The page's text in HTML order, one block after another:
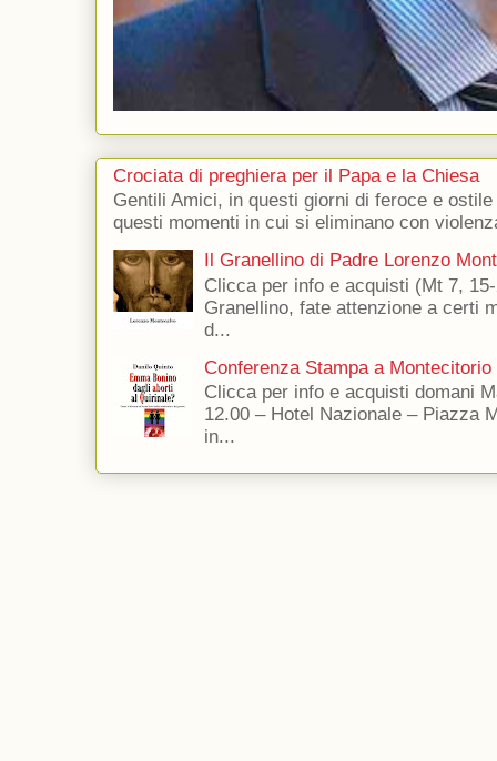
Crociata di preghiera per il Papa e la Chiesa
Gentili Amici, in questi giorni di feroce e
questi momenti in cui si eliminano con
Il Granellino di Padre Lorenzo
Clicca per info e acquisti (Mt 7,
Granellino, fate attenzione a certi
d...
Conferenza Stampa a Montecitorio
Clicca per info e acquisti domani
12.00 – Hotel Nazionale – Piazza
in...